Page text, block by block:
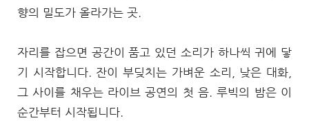
향의 밀도가 올라가는 곳.
자리를 잡으면 공간이 품고 있던 소리가 하나씩 귀에 닿
기 시작합니다. 잔이 부딪치는 가벼운 소리, 낮은 대화,
그 사이를 채우는 라이브 공연의 첫 음. 루빅의 밤은 이
순간부터 시작됩니다.